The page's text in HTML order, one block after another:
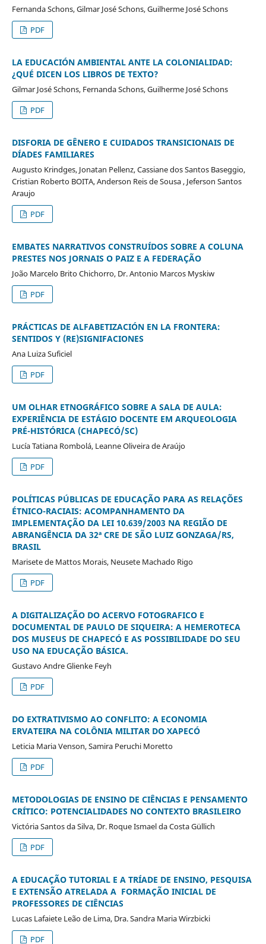
Fernanda Schons, Gilmar José Schons, Guilherme José Schons
PDF
LA EDUCACIÓN AMBIENTAL ANTE LA COLONIALIDAD:
¿QUÉ DICEN LOS LIBROS DE TEXTO?
Gilmar José Schons, Fernanda Schons, Guilherme José Schons
PDF
DISFORIA DE GÊNERO E CUIDADOS TRANSICIONAIS DE
DÍADES FAMILIARES
Augusto Krindges, Jonatan Pellenz, Cassiane dos Santos Baseggio,
Cristian Roberto BOITA, Anderson Reis de Sousa , Jeferson Santos
Araujo
PDF
EMBATES NARRATIVOS CONSTRUÍDOS SOBRE A COLUNA
PRESTES NOS JORNAIS O PAIZ E A FEDERAÇÃO
João Marcelo Brito Chichorro, Dr. Antonio Marcos Myskiw
PDF
PRÁCTICAS DE ALFABETIZACIÓN EN LA FRONTERA:
SENTIDOS Y (RE)SIGNIFACIONES
Ana Luiza Suficiel
PDF
UM OLHAR ETNOGRÁFICO SOBRE A SALA DE AULA:
EXPERIÊNCIA DE ESTÁGIO DOCENTE EM ARQUEOLOGIA
PRÉ-HISTÓRICA (CHAPECÓ/SC)
Lucía Tatiana Rombolá, Leanne Oliveira de Araújo
PDF
POLÍTICAS PÚBLICAS DE EDUCAÇÃO PARA AS RELAÇÕES
ÉTNICO-RACIAIS: ACOMPANHAMENTO DA
IMPLEMENTAÇÃO DA LEI 10.639/2003 NA REGIÃO DE
ABRANGÊNCIA DA 32ª CRE DE SÃO LUIZ GONZAGA/RS,
BRASIL
Marisete de Mattos Morais, Neusete Machado Rigo
PDF
A DIGITALIZAÇÃO DO ACERVO FOTOGRAFICO E
DOCUMENTAL DE PAULO DE SIQUEIRA: A HEMEROTECA
DOS MUSEUS DE CHAPECÓ E AS POSSIBILIDADE DO SEU
USO NA EDUCAÇÃO BÁSICA.
Gustavo Andre Glienke Feyh
PDF
DO EXTRATIVISMO AO CONFLITO: A ECONOMIA
ERVATEIRA NA COLÔNIA MILITAR DO XAPECÓ
Leticia Maria Venson, Samira Peruchi Moretto
PDF
METODOLOGIAS DE ENSINO DE CIÊNCIAS E PENSAMENTO
CRÍTICO: POTENCIALIDADES NO CONTEXTO BRASILEIRO
Victória Santos da Silva, Dr. Roque Ismael da Costa Güllich
PDF
A EDUCAÇÃO TUTORIAL E A TRÍADE DE ENSINO, PESQUISA
E EXTENSÃO ATRELADA A FORMAÇÃO INICIAL DE
PROFESSORES DE CIÊNCIAS
Lucas Lafaiete Leão de Lima, Dra. Sandra Maria Wirzbicki
PDF